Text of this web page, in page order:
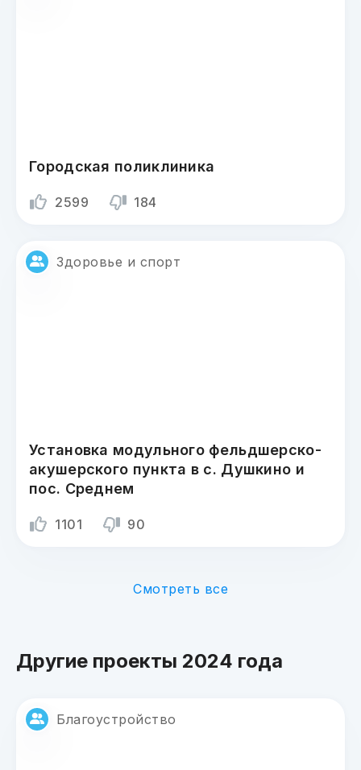
Городская поликлиника
2599 184
Здоровье и спорт
Установка модульного фельдшерско-
акушерского пункта в с. Душкино и
пос. Среднем
1101 90
Смотреть все
Другие проекты 2024 года
Благоустройство